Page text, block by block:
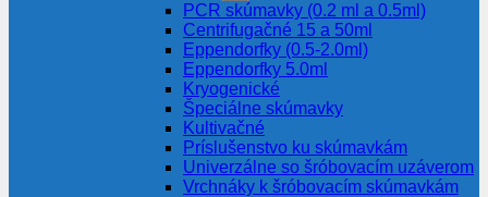
PCR skúmavky (0.2 ml a 0.5ml)
Centrifugačné 15 a 50ml
Eppendorfky (0.5-2.0ml)
Eppendorfky 5.0ml
Kryogenické
Špeciálne skúmavky
Kultivačné
Príslušenstvo ku skúmavkám
Univerzálne so šróbovacím uzáverom
Vrchnáky k šróbovacím skúmavkám